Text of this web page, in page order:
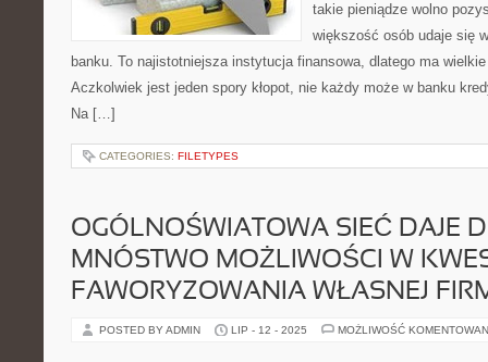
takie pieniądze wolno
większość osób udaje się
banku. To najistotniejsza instytucja finansowa, dlatego ma
Aczkolwiek jest jeden spory kłopot, nie każdy może w banku
Na […]
CATEGORIES: FILETYPES
OGÓLNOŚWIATOWA SIEĆ DAJE
MNÓSTWO MOŻLIWOŚCI W
FAWORYZOWANIA WŁASNEJ
POSTED BY ADMIN LIP - 12 - 2025 MOŻLIWOŚĆ